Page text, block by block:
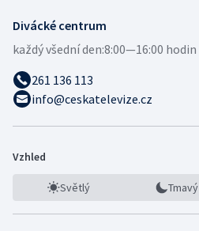
Divácké centrum
každý všední den:8:00—16:00 hodin
261 136 113
info@ceskatelevize.cz
Vzhled
Světlý Tmavý